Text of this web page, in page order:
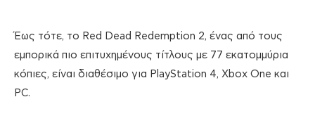
Έως τότε, το Red Dead Redemption 2, ένας από τους
εμπορικά πιο επιτυχημένους τίτλους με 77 εκατομμύρια
κόπιες, είναι διαθέσιμο για PlayStation 4, Xbox One και
PC.